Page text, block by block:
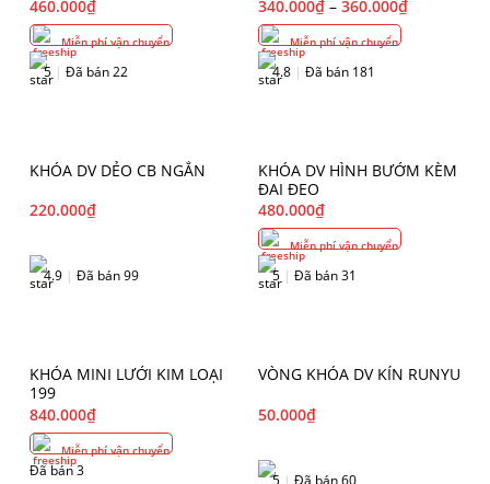
460.000₫
Miễn phí vận chuyển
5 | Đã bán 22
340.000₫ – 360.000₫
Miễn phí vận chuyển
4.8 | Đã bán 181
KHÓA DV DẺO CB NGẮN
220.000₫
4.9 | Đã bán 99
KHÓA DV HÌNH BƯỚM KÈM
ĐAI ĐEO
480.000₫
Miễn phí vận chuyển
5 | Đã bán 31
KHÓA MINI LƯỚI KIM LOẠI
199
840.000₫
Miễn phí vận chuyển
Đã bán 3
VÒNG KHÓA DV KÍN RUNYU
50.000₫
5 | Đã bán 60